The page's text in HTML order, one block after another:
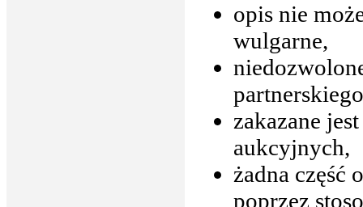
opis nie
wulgarne,
zakazane
aukcyjnych,
żadna część
poprzez